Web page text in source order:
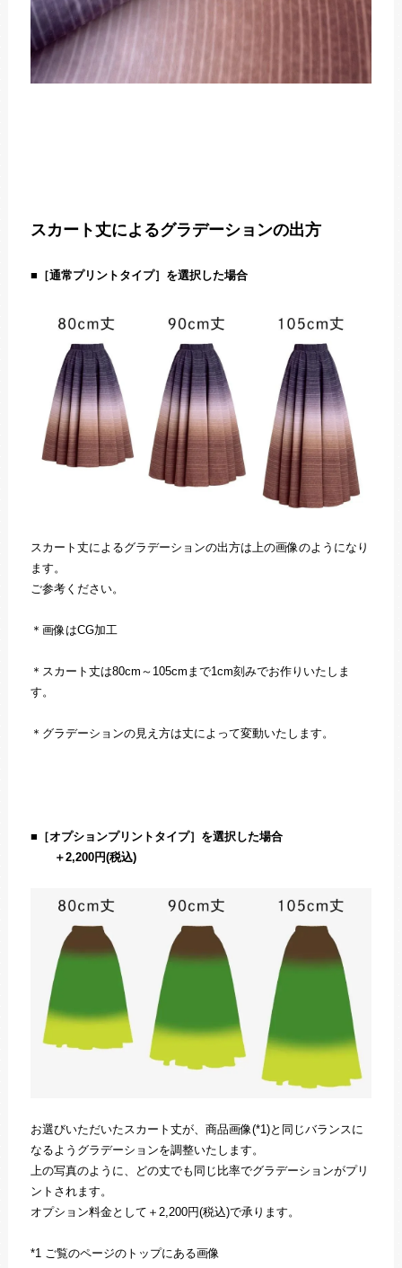
スカート丈によるグラデーションの出方
■ ［通常プリントタイプ］を選択した場合
スカート丈によるグラデーションの出方は上の画像のようになり
ます。
ご参考ください。
＊画像はCG加工
＊スカート丈は80cm～105cmまで1cm刻みでお作りいたしま
す。
＊グラデーションの見え方は丈によって変動いたします。
■ ［オプションプリントタイプ］を選択した場合
＋2,200円(税込)
お選びいただいたスカート丈が、商品画像(*1)と同じバランスに
なるようグラデーションを調整いたします。
上の写真のように、どの丈でも同じ比率でグラデーションがプリ
ントされます。
オプション料金として＋2,200円(税込)で承ります。
*1 ご覧のページのトップにある画像